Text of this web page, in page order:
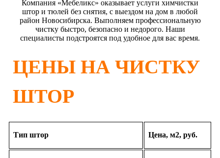
Компания «Мебеликс» оказывает услуги химчистки
штор и тюлей без снятия, с выездом на дом в любой
район Новосибирска. Выполняем профессиональную
чистку быстро, безопасно и недорого. Наши
специалисты подстроятся под удобное для вас время.
ЦЕНЫ НА ЧИСТКУ
ШТОР
Тип штор Цена, м2, руб.